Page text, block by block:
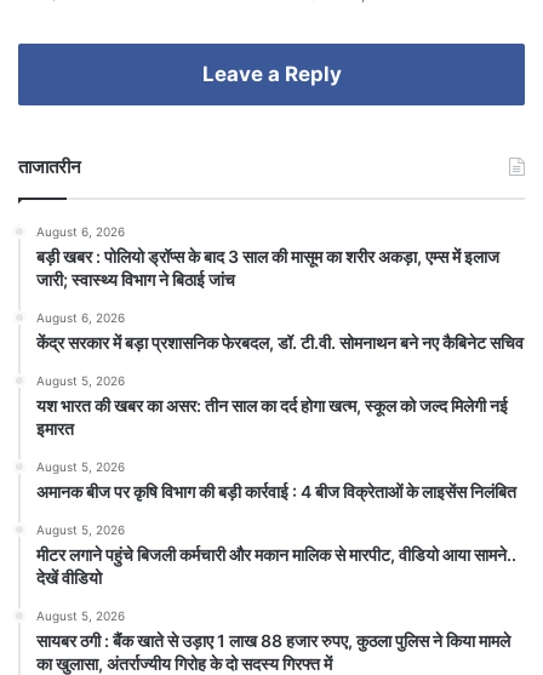
Leave a Reply
ताजातरीन
August 6, 2026
बड़ी खबर : पोलियो ड्रॉप्स के बाद 3 साल की मासूम का शरीर अकड़ा, एम्स में इलाज
जारी; स्वास्थ्य विभाग ने बिठाई जांच
August 6, 2026
केंद्र सरकार में बड़ा प्रशासनिक फेरबदल, डॉ. टी.वी. सोमनाथन बने नए कैबिनेट सचिव
August 5, 2026
यश भारत की खबर का असर: तीन साल का दर्द होगा खत्म, स्कूल को जल्द मिलेगी नई
इमारत
August 5, 2026
अमानक बीज पर कृषि विभाग की बड़ी कार्रवाई : 4 बीज विक्रेताओं के लाइसेंस निलंबित
August 5, 2026
मीटर लगाने पहुंचे बिजली कर्मचारी और मकान मालिक से मारपीट, वीडियो आया सामने..
देखें वीडियो
August 5, 2026
सायबर ठगी : बैंक खाते से उड़ाए 1 लाख 88 हजार रुपए, कुठला पुलिस ने किया मामले
का खुलासा, अंतर्राज्यीय गिरोह के दो सदस्य गिरफ्त में